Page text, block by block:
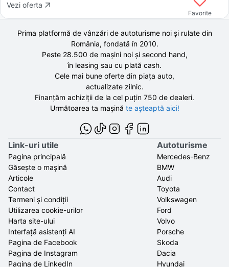
Vezi oferta
Favorite
Prima platformă de vânzări de autoturisme noi și rulate din
România, fondată în 2010.
Peste 28.500 demașini noi și second hand,
în leasing sau cu plată cash.
Cele mai bune oferte din piața auto,
actualizate zilnic.
Finanțăm achiziții de la cel puțin 750 de dealeri.
Următoarea ta mașină te așteaptă aici!
Link-uri utile
Pagina principală
Găsește o mașină
Articole
Contact
Termeni și condiții
Utilizarea cookie-urilor
Harta site-ului
Interfață asistenți AI
Pagina de Facebook
Pagina de Instagram
Pagina de LinkedIn
Autoturisme
Mercedes-Benz
BMW
Audi
Toyota
Volkswagen
Ford
Volvo
Porsche
Skoda
Dacia
Hyundai